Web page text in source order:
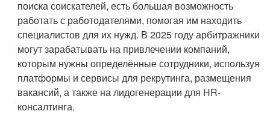
поиска соискателей, есть большая возможность
работать с работодателями, помогая им находить
специалистов для их нужд. В 2025 году арбитражники
могут зарабатывать на привлечении компаний,
которым нужны определённые сотрудники, используя
платформы и сервисы для рекрутинга, размещения
вакансий, а также на лидогенерации для HR-
консалтинга.